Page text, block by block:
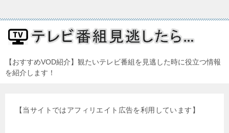
【おすすめVOD紹介】観たいテレビ番組を見逃した時に役立つ情報
を紹介します！
【当サイトではアフィリエイト広告を利用しています】